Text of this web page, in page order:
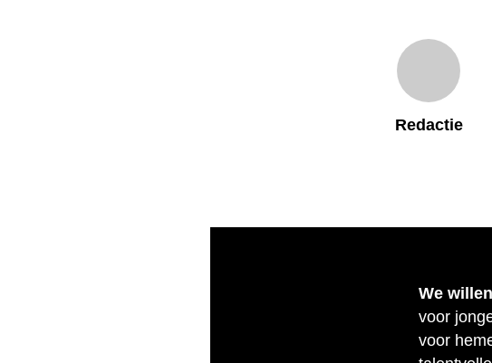
Redactie
We
voor
voor